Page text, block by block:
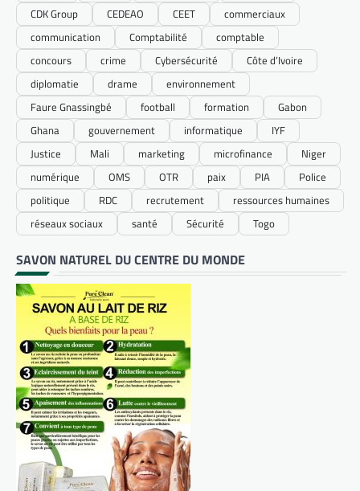
CDK Group
CEDEAO CEET
commerciaux
communication
Comptabilité
comptable
concours
crime Cybersécurité
Côte d’Ivoire
diplomatie
drame
environnement
Faure Gnassingbé
football formation
Gabon
Ghana
gouvernement informatique
IYF
Justice
Mali marketing microfinance
Niger
numérique
OMS OTR paix PIA
Police
politique
RDC recrutement
ressources humaines
réseaux sociaux
santé Sécurité Togo
SAVON NATUREL DU CENTRE DU MONDE